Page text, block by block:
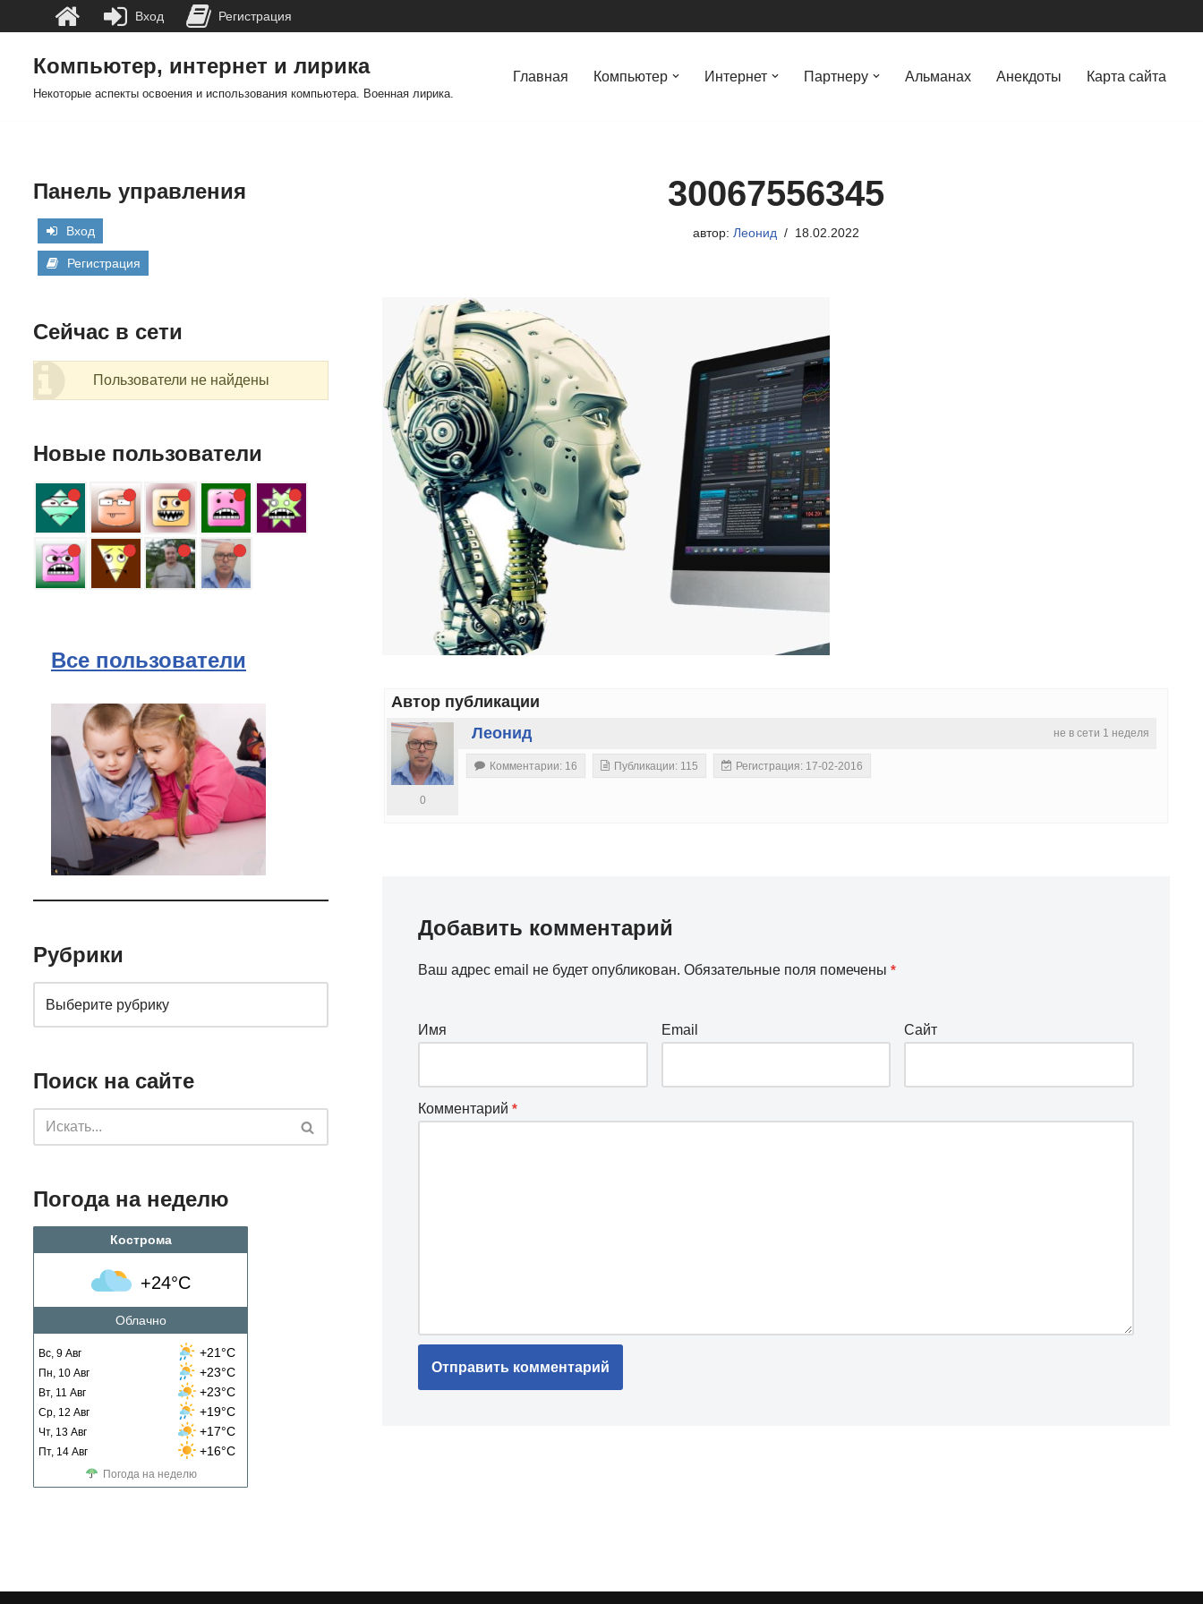
Компьютер, интернет и лирика
Некоторые аспекты освоения и использования компьютера. Военная лирика.
Главная Компьютер Интернет Партнеру Альманах Анекдоты Карта сайта
Панель управления
Вход
Регистрация
Сейчас в сети
Пользователи не найдены
Новые пользователи
Все пользователи
Рубрики
Поиск на сайте
Погода на неделю
Кострома
+24°C
Облачно
Вс, 9 Авг +21°C
Пн, 10 Авг +23°C
Вт, 11 Авг +23°C
Ср, 12 Авг +19°C
Чт, 13 Авг +17°C
Пт, 14 Авг +16°C
Погода на неделю
30067556345
автор: Леонид 18.02.2022
Автор публикации
не в сети 1 неделя
Леонид
0
Комментарии: 16 Публикации: 115 Регистрация: 17-02-2016
Добавить комментарий
Ваш адрес email не будет опубликован. Обязательные поля помечены *
Имя Email Сайт
Комментарий *
Вход Регистрация